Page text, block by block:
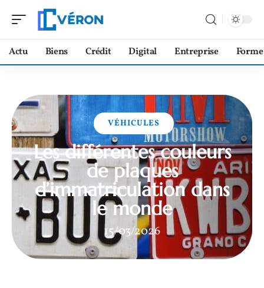
Actu Biens Crédit Digital Entreprise Forme
VÉHICULES
Les différentes couleurs
de plaques
d’immatriculation dans
le monde
15/03/2026